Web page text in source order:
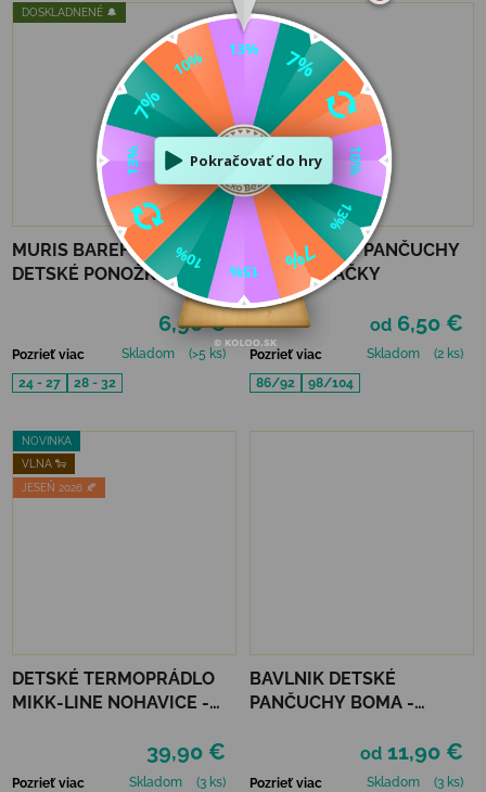
DOSKLADNENÉ 🔔
MURIS BAREFOOT
DETSKÉ PONOŽKY - IRON
6,90 €
Pozrieť viac Skladom
(>5 ks)
24 - 27
28 - 32
MAX DETSKÉ PANČUCHY
BOMA - MAČKY
od 6,50 €
Pozrieť viac Skladom
(2 ks)
86/92
98/104
NOVINKA
VLNA 🐑
JESEŇ 2026 🍂
DETSKÉ TERMOPRÁDLO
MIKK-LINE NOHAVICE -
39,90 €
Pozrieť viac Skladom
(3 ks)
BAVLNIK DETSKÉ
PANČUCHY BOMA -
od 11,90 €
Pozrieť viac Skladom
(3 ks)